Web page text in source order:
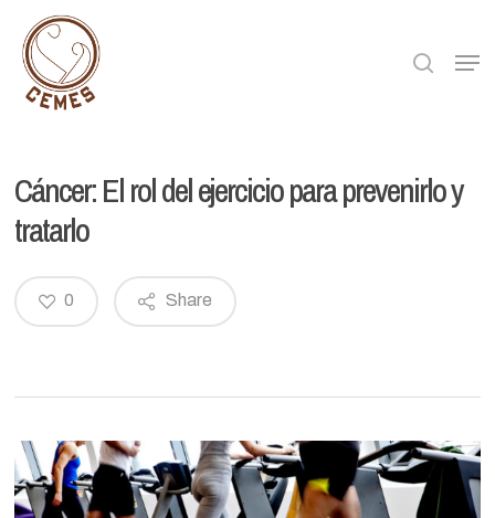
main
content
search
Cáncer: El rol del ejercicio para prevenirlo y
tratarlo
Share
0
Close